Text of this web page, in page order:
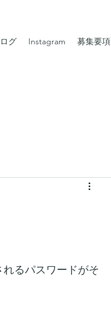
グ Instagram 募集要項
るパスワードがそ